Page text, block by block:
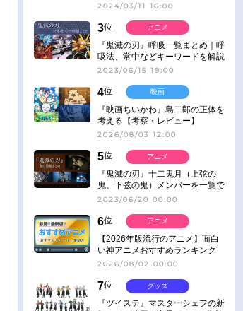
2024/03/11 16:00
3位
『鬼滅の刃』呼吸一覧まとめ｜呼
吸法、常中などキーワードを解説
2023/06/15 19:00
アニメ
4位
『映画ちいかわ』島二郎の正体を
考える【考察・レビュー】
2026/08/03 12:00
映画
5位
『鬼滅の刃』十二鬼月（上弦の
鬼、下弦の鬼）メンバーを一覧で
紹介＆解説（登場鬼の情報まと
2023/06/20 00:00
アニメ
6位
【2026年版流行のアニメ】面白
い神アニメおすすめランキング
【名作・話題作】｜ジャンル別人
2026/08/02 00:00
アニメ
7位
『ツイステ』マスターシェフの新
グッズ